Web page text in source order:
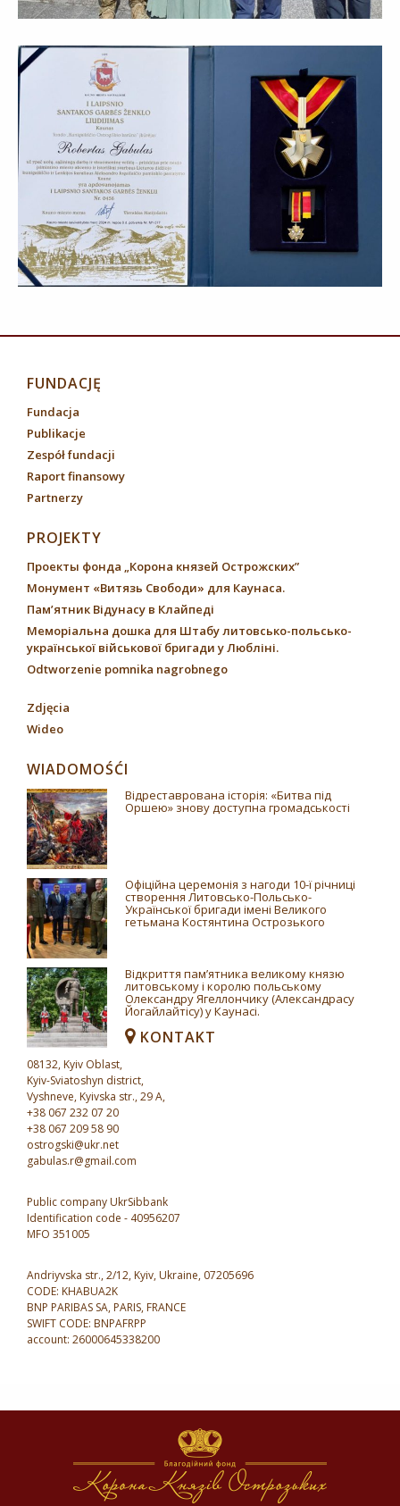
FUNDACJĘ
Fundacja
Publikacje
Zespół fundacji
Raport finansowy
Partnerzy
PROJEKTY
Проекты фонда „Корона князей Острожских”
Монумент «Витязь Свободи» для Каунаса.
Пам’ятник Відунасу в Клайпеді
Меморіальна дошка для Штабу литовсько-польсько-
української військової бригади у Любліні.
Odtworzenie pomnika nagrobnego
Zdjęcia
Wideo
WIADOMOŚĆI
Відреставрована історія: «Битва під
Оршею» знову доступна громадськості
Офіційна церемонія з нагоди 10-ї річниці
створення Литовсько-Польсько-
Української бригади імені Великого
гетьмана Костянтина Острозького
Відкриття пам’ятника великому князю
литовському і королю польському
Олександру Ягеллончику (Александрасу
Йогайлайтісу) у Каунасі.
KONTAKT
08132, Kyiv Oblast,
Kyiv-Sviatoshyn district,
Vyshneve, Kyivska str., 29 A,
+38 067 232 07 20
+38 067 209 58 90
ostrogski@ukr.net
gabulas.r@gmail.com
Public company UkrSibbank
Identification code - 40956207
MFO 351005
Andriyvska str., 2/12, Kyiv, Ukraine, 07205696
CODE: KHABUA2K
BNP PARIBAS SA, PARIS, FRANCE
SWIFT CODE: BNPAFRPP
account: 26000645338200